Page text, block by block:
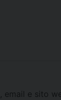
email e sito